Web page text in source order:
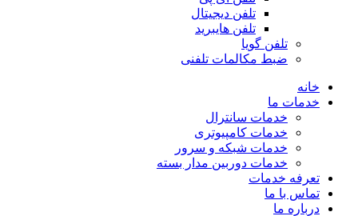
تلفن دیجیتال
تلفن هایبرید
تلفن گویا
ضبط مکالمات تلفنی
خانه
خدمات ما
خدمات سانترال
خدمات کامپیوتری
خدمات شبکه و سرور
خدمات دوربین مدار بسته
تعرفه خدمات
تماس با ما
درباره ما